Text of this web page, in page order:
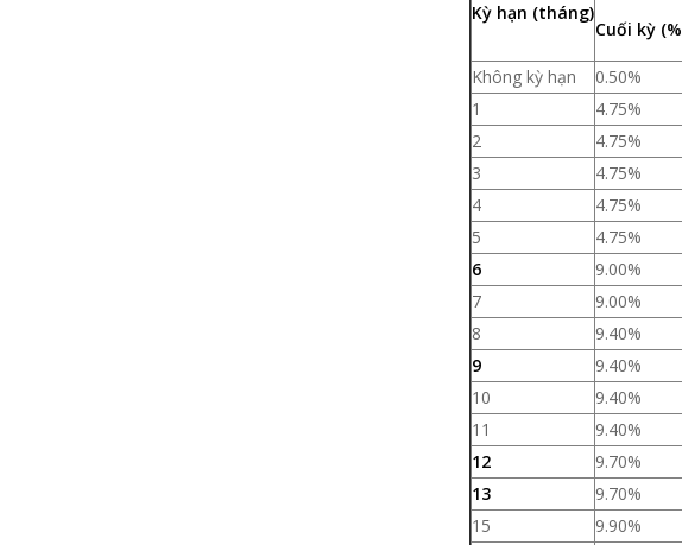
Kỳ hạn (tháng)
Cuối kỳ
Không kỳ hạn
0.50%
1
4.75%
2
4.75%
3
4.75%
4
4.75%
5
4.75%
6
9.00%
7
9.00%
8
9.40%
9
9.40%
10
9.40%
11
9.40%
12
9.70%
13
9.70%
15
9.90%